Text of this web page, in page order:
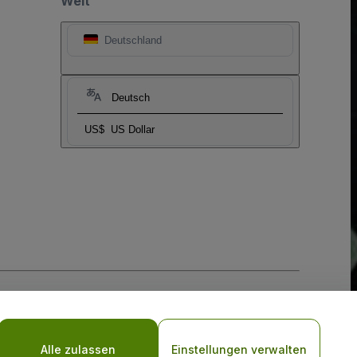
Deutschland
Deutsch
US$ US Dollar
RichtlinieundDatenschutzrichtlinie für Mobilanwendungen
Alle zulassen Einstellungen verwalten